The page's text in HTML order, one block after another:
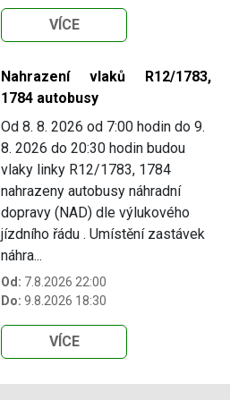
VÍCE
Nahrazení vlaků R12/1783,
1784 autobusy
Od 8. 8. 2026 od 7:00 hodin do 9.
8. 2026 do 20:30 hodin budou
vlaky linky R12/1783, 1784
nahrazeny autobusy náhradní
dopravy (NAD) dle výlukového
jízdního řádu . Umístění zastávek
náhra...
Od: 7.8.2026 22:00
Do: 9.8.2026 18:30
VÍCE